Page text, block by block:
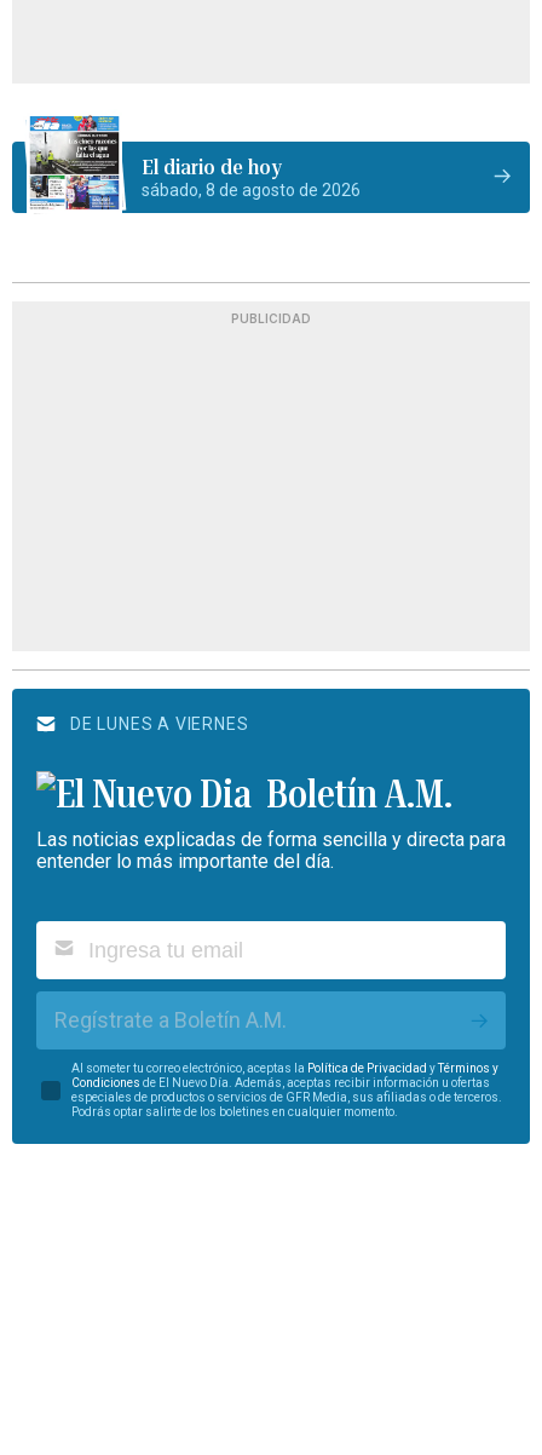
El diario de hoy
sábado, 8 de agosto de 2026
PUBLICIDAD
DE LUNES A VIERNES
Boletín A.M.
Las noticias explicadas de forma sencilla y directa para
entender lo más importante del día.
Regístrate a Boletín A.M.
Al someter tu correo electrónico, aceptas la Política de Privacidad yTérminos y
Condiciones de El Nuevo Día. Además, aceptas recibir información u ofertas
especiales de productos o servicios de GFR Media, sus afiliadas o de terceros.
Podrás optar salirte de los boletines en cualquier momento.